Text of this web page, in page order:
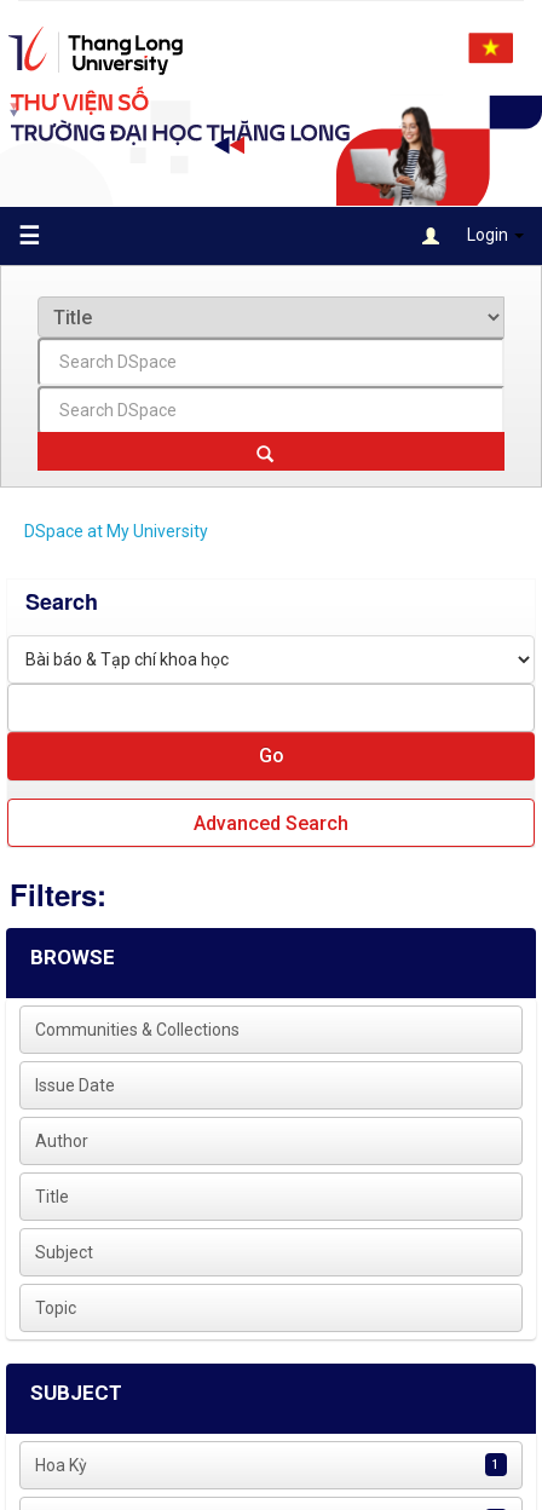
navigation
☰ Login
DSpace at My University
Search
Advanced Search
Filters:
BROWSE
Communities & Collections
Issue Date
Author
Title
Subject
Topic
SUBJECT
Hoa Kỳ 1